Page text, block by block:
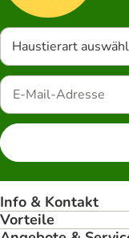
Haustierart
Info & Kontakt
Vorteile